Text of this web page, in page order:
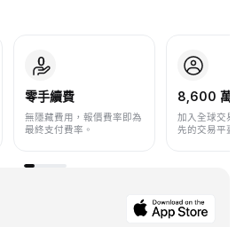
零手續費
無隱藏費用，報價費率即為
最終支付費率。
8,600 萬+
加入全球交易
先的交易平臺